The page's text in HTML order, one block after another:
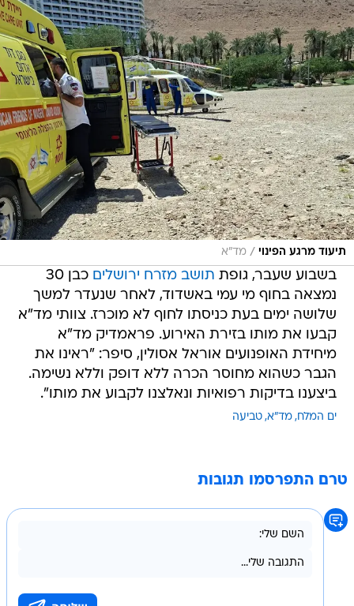
תיעוד מרגע הפינוי / מד"א
בשבוע שעבר, גופת תושב מזרח ירושלים
כבן 30
נמצאה בחוף מי עמי באשדוד, לאחר שנעדר למשך
שלושה ימים בעת כניסתו לחוף לא מוכרז. צוותי מד"א
קבעו את מותו בזירת האירוע. פראמדיק מד"א
מיחידת האופנועים אוראל אסולין, סיפר: "ראינו את
הגבר כשהוא מחוסר הכרה ללא דופק וללא נשימה.
ביצענו בדיקות רפואיות ונאלצנו לקבוע את מותו".
ים המלח מד"א טביעה
טרם התפרסמו תגובות